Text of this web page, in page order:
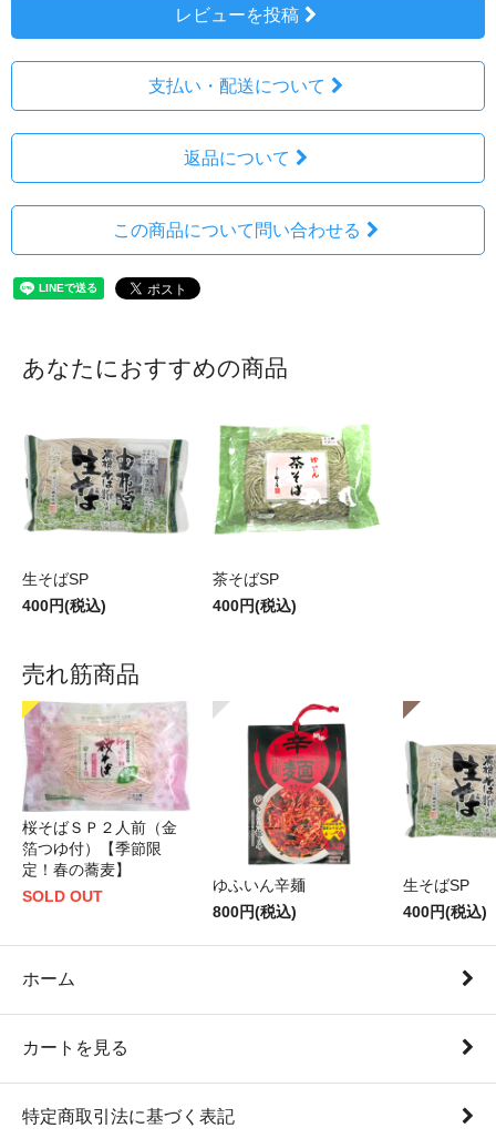
レビューを投稿
支払い・配送について
返品について
この商品について問い合わせる
あなたにおすすめの商品
生そばSP
400円(税込)
茶そばSP
400円(税込)
売れ筋商品
桜そばＳＰ２人前（金
箔つゆ付）【季節限
定！春の蕎麦】
SOLD OUT
ゆふいん辛麺
800円(税込)
生そばSP
400円(税込)
ホーム
カートを見る
特定商取引法に基づく表記